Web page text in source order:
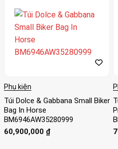
Phụ kiện
Túi Dolce & Gabbana Small Biker
Bag In Horse
BM6946AW35280999
60,900,000 ₫